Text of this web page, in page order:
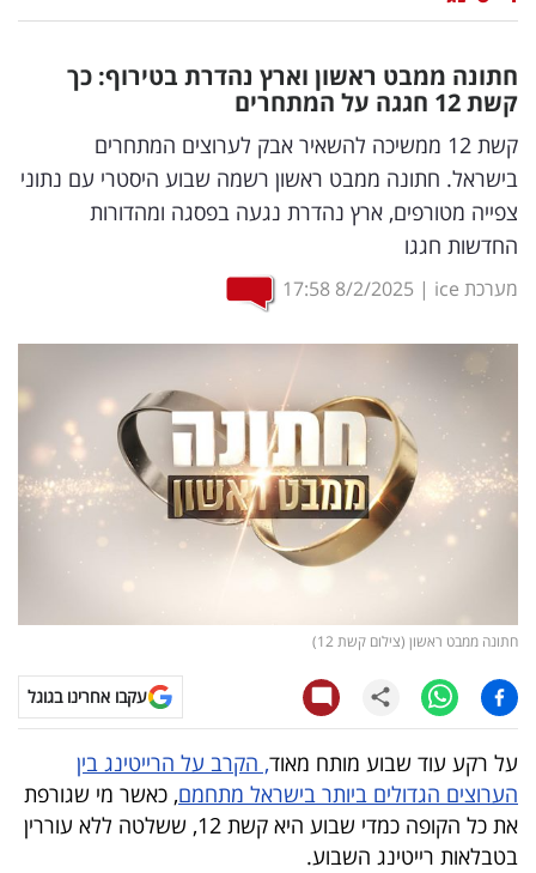
דיגיטל
וטק
שיווק
ופרסום
משפט
מדדים
ומחקרים
דעות
רכילות
עסקית
ויראלי
טלוויזיה
עסקי
ספורט
קריירה
חתונה ממבט ראשון וארץ נהדרת בטירוף: כך
קשת 12 חגגה על המתחרים
קשת 12 ממשיכה להשאיר אבק לערוצים המתחרים
בישראל. חתונה ממבט ראשון רשמה שבוע היסטרי עם נתוני
צפייה מטורפים, ארץ נהדרת נגעה בפסגה ומהדורות
החדשות חגגו
מערכת ice |
8/2/2025
17:58
חתונה ממבט ראשון (צילום קשת 12)
עקבו אחרינו בגוגל
על רקע עוד שבוע מותח מאוד, הקרב על הרייטינג בין
הערוצים הגדולים ביותר בישראל מתחמם, כאשר מי שגורפת
את כל הקופה כמדי שבוע היא קשת 12, ששלטה ללא עוררין
בטבלאות רייטינג השבוע.